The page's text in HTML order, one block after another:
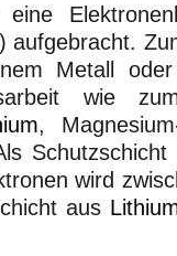
aufgebracht.
Metall
wie
,
wird
aus